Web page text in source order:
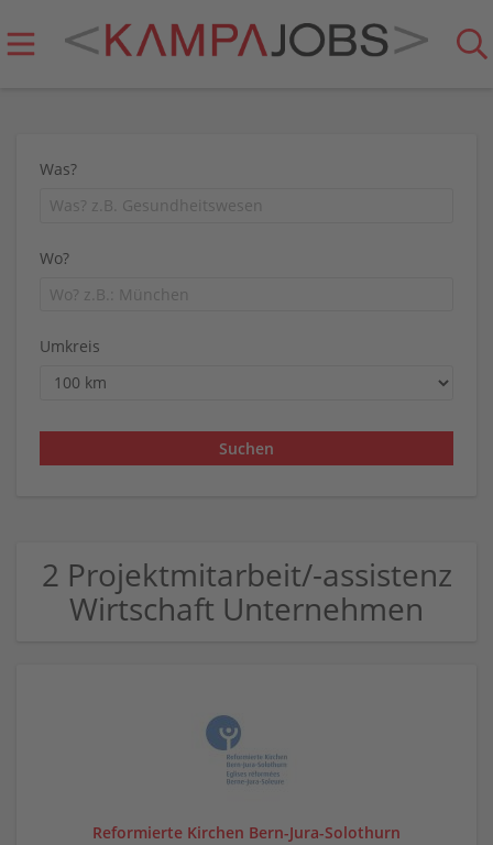
Was?
Wo?
Umkreis
2 Projektmitarbeit/-assistenz
Wirtschaft Unternehmen
Reformierte Kirchen Bern-Jura-Solothurn